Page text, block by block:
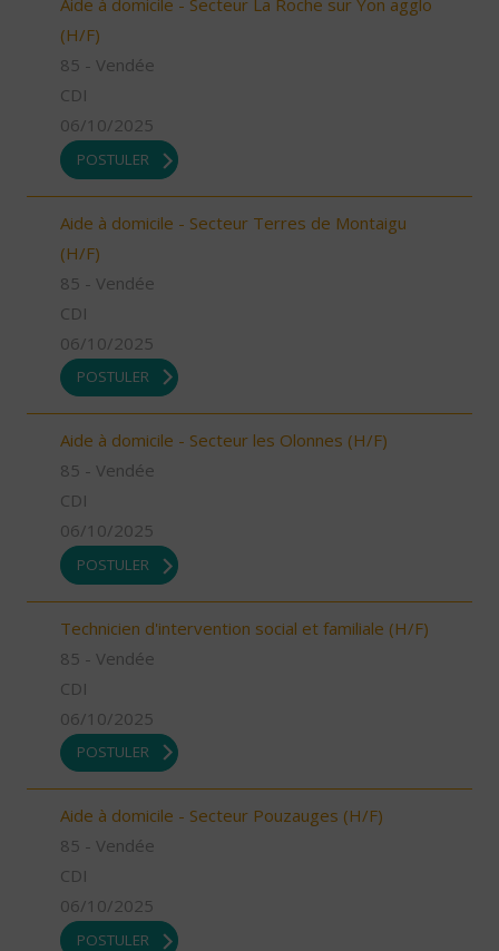
Aide à domicile - Secteur La Roche sur Yon agglo
(H/F)
85 - Vendée
CDI
06/10/2025
POSTULER
Aide à domicile - Secteur Terres de Montaigu
(H/F)
85 - Vendée
CDI
06/10/2025
POSTULER
Aide à domicile - Secteur les Olonnes (H/F)
85 - Vendée
CDI
06/10/2025
POSTULER
Technicien d'intervention social et familiale (H/F)
85 - Vendée
CDI
06/10/2025
POSTULER
Aide à domicile - Secteur Pouzauges (H/F)
85 - Vendée
CDI
06/10/2025
POSTULER